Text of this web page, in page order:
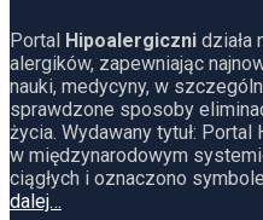
Portal Hipoalergiczni działa
alergików, zapewniając
nauki, medycyny, w
sprawdzone sposoby
życia. Wydawany tytuł:
w międzynarodowym
ciągłych i oznaczono
dalej…